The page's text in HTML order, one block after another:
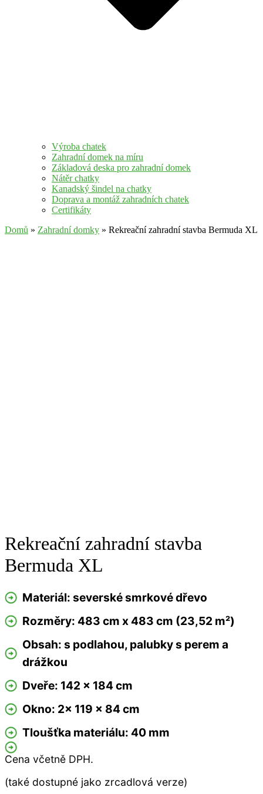
Výroba chatek
Zahradní domek na míru
Základová deska pro zahradní domek
Nátěr chatky
Kanadský šindel na chatky
Doprava a montáž zahradních chatek
Certifikáty
Domů » Zahradní domky » Rekreační zahradní stavba Bermuda XL
Rekreační zahradní stavba
Bermuda XL
Materiál: severské smrkové dřevo
Rozměry: 483 cm x 483 cm (23,52 m²)
Obsah: s podlahou, palubky s perem a
drážkou
Dveře: 142 x 184 cm
Okno: 2x 119 x 84 cm
Tloušťka materiálu: 40 mm
Cena včetně DPH.
(také dostupné jako zrcadlová verze)